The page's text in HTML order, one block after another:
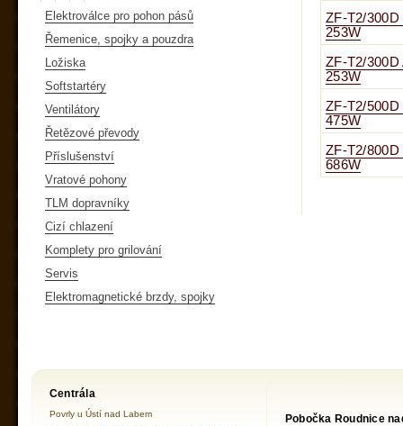
Elektroválce pro pohon pásů
Řemenice, spojky a pouzdra
Ložiska
Softstartéry
Ventilátory
Řetězové převody
Příslušenství
Vratové pohony
TLM dopravníky
Cizí chlazení
Komplety pro grilování
Servis
Elektromagnetické brzdy, spojky
ZF-T2/
253W
ZF-T2/300D
253W
ZF-T2/
475W
ZF-T2/
686W
Centrála
Povrly u Ústí nad Labem
Pobočka Roudnice